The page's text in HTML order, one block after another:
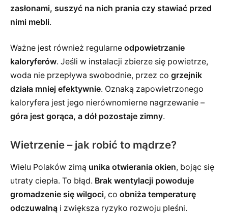
zasłonami, suszyć na nich prania czy stawiać przed
nimi mebli.
Ważne jest również regularne odpowietrzanie
kaloryferów. Jeśli w instalacji zbierze się powietrze,
woda nie przepływa swobodnie, przez co grzejnik
działa mniej efektywnie. Oznaką zapowietrzonego
kaloryfera jest jego nierównomierne nagrzewanie –
góra jest gorąca, a dół pozostaje zimny.
Wietrzenie – jak robić to mądrze?
Wielu Polaków zimą unika otwierania okien, bojąc się
utraty ciepła. To błąd. Brak wentylacji powoduje
gromadzenie się wilgoci, co obniża temperaturę
odczuwalną i zwiększa ryzyko rozwoju pleśni.